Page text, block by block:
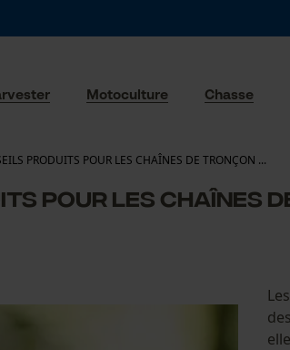
Motoculture Chasse
PRODUITS POUR LES CHAÎNES DE TRONÇON ...
POUR LES CHAÎNES